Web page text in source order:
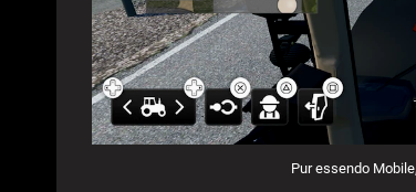
Pur essendo